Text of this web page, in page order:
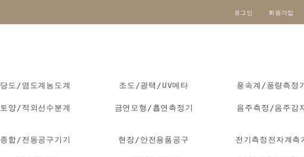
로그인 회원가입
당도/염도계농도계 조도/광택/UV메타 풍속계/풍량측정
토양/적외선수분계 금연모형/흡연측정기 음주측정/음주감
종합/전동공구기기 현장/안전용품공구 전기측정전자계측